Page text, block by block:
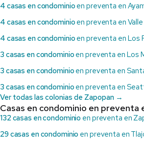
4 casas en condominio en preventa en
4 casas en condominio en preventa en Valle
4 casas en condominio en preventa en Los
3 casas en condominio en preventa en Los
3 casas en condominio en preventa en
3 casas en condominio en preventa en
Ver todas las colonias de Zapopan →
Casas en condominio en preventa
132 casas en condominio en preventa en
29 casas en condominio en preventa en